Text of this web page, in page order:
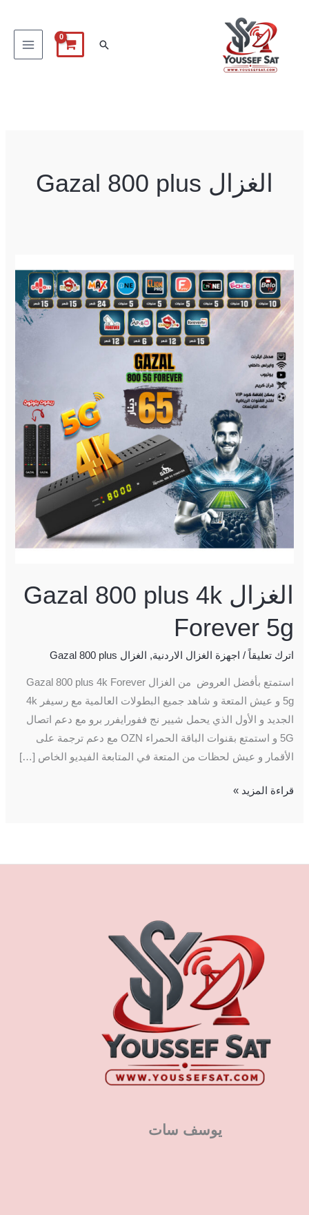
البحث
الغزال Gazal 800 plus
الغزال Gazal 800 plus 4k
Forever 5g
اترك تعليقاً / اجهزة الغزال الاردنية, الغزال Gazal 800 plus
استمتع بأفضل العروض من الغزال Gazal 800 plus 4k Forever
5g و عيش المتعة و شاهد جميع البطولات العالمية مع رسيفر 4k
الجديد و الأول الذي يحمل شيير نج ففورايفرر برو مع دعم اتصال
5G و استمتع بقنوات الباقة الحمراء OZN مع دعم ترجمة على
الأقمار و عيش لحظات من المتعة في المتابعة الفيديو الخاص […]
Gazal
800
plus
4k
Forever
5g
قراءة المزيد »
يوسف سات